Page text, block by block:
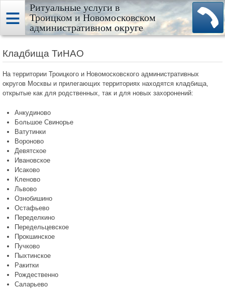
Ритуальные услуги в
Троицком и Новомосковском
административном округе
Кладбища ТиНАО
На территории Троицкого и Новомосковского административных
округов Москвы и прилегающих территориях находятся кладбища,
открытые как для родственных, так и для новых захоронений:
Анкудиново
Большое Свинорье
Ватутинки
Вороново
Девятское
Ивановское
Исаково
Кленово
Львово
Ознобишино
Остафьево
Переделкино
Передельцевское
Прокшинское
Пучково
Пыхтинское
Ракитки
Рождественно
Саларьево